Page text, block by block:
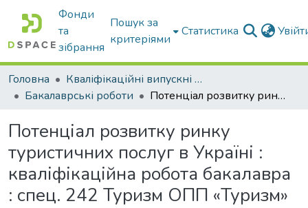
Фонди
та
зібрання
Пошук за
критеріями
Статистика
Головна
Кваліфікаційні випускні роботи бакалаврів і магістрів
Бакалаврські роботи
Потенціал розвитку ринку туристичних послуг в Україні : кваліфікаційна робота бакалавра : спец. 242 Туризм ОПП «Туризм»
Потенціал розвитку ринку
туристичних послуг в Україні :
кваліфікаційна робота бакалавра
: спец. 242 Туризм ОПП «Туризм»